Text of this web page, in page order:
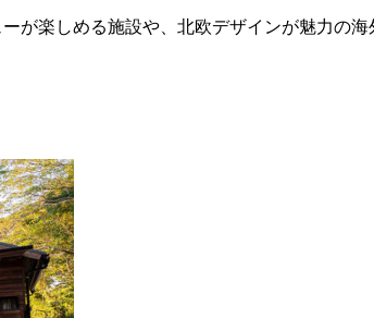
が楽しめる施設や、北欧デザインが魅力の海